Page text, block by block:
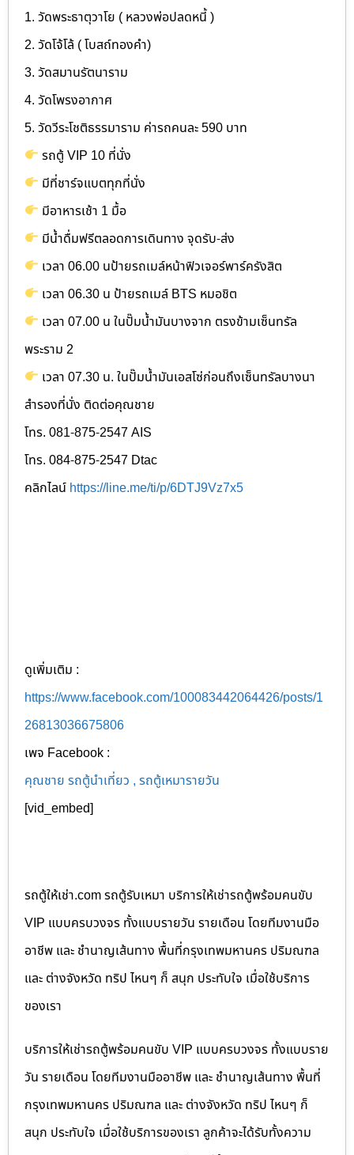
1. วัดพระธาตุวาโย ( หลวงพ่อปลดหนี้ )
2. วัดโจ้โล้ ( โบสถ์ทองคำ)
3. วัดสมานรัตนาราม
4. วัดโพรงอากาศ
5. วัดวีระโชติธรรมาราม ค่ารถคนละ 590 บาท
รถตู้ VIP 10 ที่นั่ง
มีที่ชาร์จแบตทุกที่นั่ง
มีอาหารเช้า 1 มื้อ
มีน้ำดื่มฟรีตลอดการเดินทาง จุดรับ-ส่ง
เวลา 06.00 นป้ายรถเมล์หน้าฟิวเจอร์พาร์ครังสิต
เวลา 06.30 น ป้ายรถเมล์ BTS หมอชิต
เวลา 07.00 น ในปั๊มน้ำมันบางจาก ตรงข้ามเซ็นทรัล
พระราม 2
เวลา 07.30 น. ในปั๊มน้ำมันเอสโซ่ก่อนถึงเซ็นทรัลบางนา
สำรองที่นั่ง ติดต่อคุณชาย
โทร. 081-875-2547 AIS
โทร. 084-875-2547 Dtac
คลิกไลน์ https://line.me/ti/p/6DTJ9Vz7x5
ดูเพิ่มเติม :
https://www.facebook.com/100083442064426/posts/1
26813036675806
เพจ Facebook :
คุณชาย รถตู้นำเที่ยว , รถตู้เหมารายวัน
[vid_embed]
รถตู้ให้เช่า.com รถตู้รับเหมา บริการให้เช่ารถตู้พร้อมคนขับ
VIP แบบครบวงจร ทั้งแบบรายวัน รายเดือน โดยทีมงานมือ
อาชีพ และ ชำนาญเส้นทาง พื้นที่กรุงเทพมหานคร ปริมณฑล
และ ต่างจังหวัด ทริป ไหนๆ ก็ สนุก ประทับใจ เมื่อใช้บริการ
ของเรา
บริการให้เช่ารถตู้พร้อมคนขับ VIP แบบครบวงจร ทั้งแบบราย
วัน รายเดือน โดยทีมงานมืออาชีพ และ ชำนาญเส้นทาง พื้นที่
กรุงเทพมหานคร ปริมณฑล และ ต่างจังหวัด ทริป ไหนๆ ก็
สนุก ประทับใจ เมื่อใช้บริการของเรา ลูกค้าจะได้รับทั้งความ